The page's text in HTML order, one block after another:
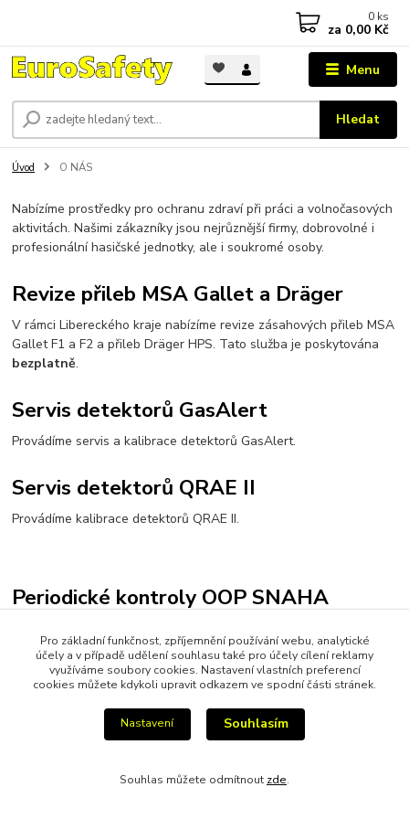
Menu
Hledat
0 ks
za 0,00 Kč
Úvod O NÁS
Nabízíme prostředky pro ochranu zdraví při práci a volnočasových
aktivitách. Našimi zákazníky jsou nejrůznější firmy, dobrovolné i
profesionální hasičské jednotky, ale i soukromé osoby.
Revize přileb MSA Gallet a Dräger
V rámci Libereckého kraje nabízíme revize zásahových přileb MSA
Gallet F1 a F2 a přileb Dräger HPS. Tato služba je poskytována
bezplatně.
Servis detektorů GasAlert
Provádíme servis a kalibrace detektorů GasAlert.
Servis detektorů QRAE II
Provádíme kalibrace detektorů QRAE II.
Periodické kontroly OOP SNAHA
prostředků SNAHA.
Vytvořeno na Eshop-rychle.cz
Pro základní funkčnost, zpříjemnění používání webu, analytické
účely a v případě udělení souhlasu také pro účely cílení reklamy
využíváme soubory cookies. Nastavení vlastních preferencí
cookies můžete kdykoli upravit odkazem ve spodní části stránek.
Nastavení Souhlasím
Souhlas můžete odmítnout zde.